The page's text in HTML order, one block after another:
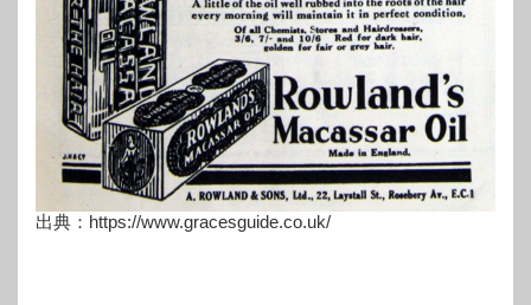
出典：https://www.gracesguide.co.uk/